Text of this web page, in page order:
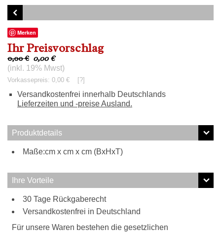
Merken
Ihr Preisvorschlag
0,00 € 0,00 €
(inkl. 19% Mwst)
Vorkassepreis: 0,00 € [?]
Versandkostenfrei innerhalb Deutschlands
Lieferzeiten und -preise Ausland.
Produktdetails
Maße:cm x cm x cm (BxHxT)
Ihre Vorteile
30 Tage Rückgaberecht
Versandkostenfrei in Deutschland
Für unsere Waren bestehen die gesetzlichen